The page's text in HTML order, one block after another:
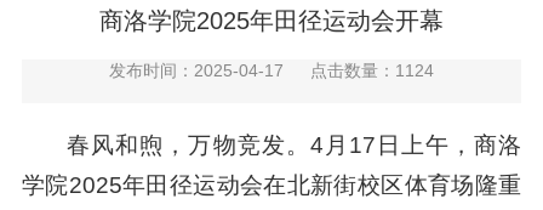
商洛学院2025年田径运动会开幕
发布时间：2025-04-17 点击数量： 1124
春风和煦，万物竞发。4月17日上午，商洛
学院2025年田径运动会在北新街校区体育场隆重